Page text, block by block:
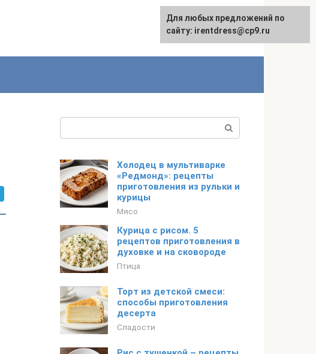
Холодец в мультиварке
«Редмонд»: рецепты
приготовления из рульки и
курицы
Мясо
Курица с рисом. 5
рецептов приготовления в
духовке и на сковороде
Птица
Торт из детской смеси:
способы приготовления
десерта
Сладости
Для любых предложений по
сайту: irentdress@cp9.ru